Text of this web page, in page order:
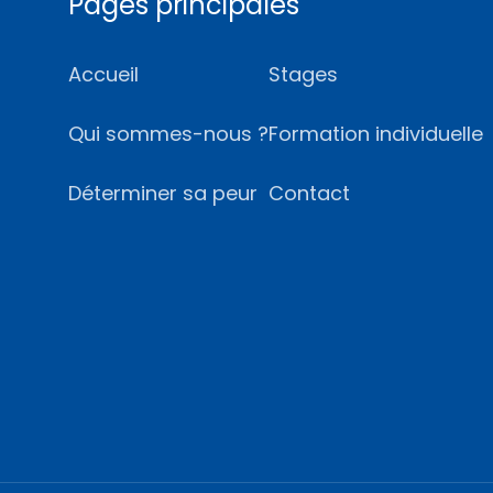
Accueil
Qui sommes-nous ?
Déterminer sa peur
Stages
Formation individuelle
Contact